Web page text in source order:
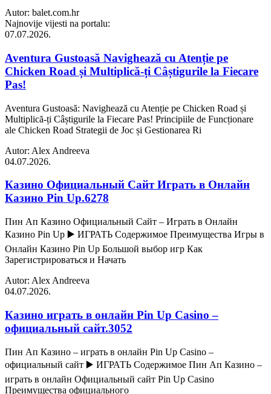
Autor: balet.com.hr
Najnovije vijesti na portalu:
07.07.2026.
Aventura Gustoasă Navighează cu Atenție pe
Chicken Road și Multiplică-ți Câștigurile la Fiecare
Pas!
Aventura Gustoasă: Navighează cu Atenție pe Chicken Road și
Multiplică-ți Câștigurile la Fiecare Pas! Principiile de Funcționare
ale Chicken Road Strategii de Joc și Gestionarea Ri
Autor: Alex Andreeva
04.07.2026.
Казино Официальный Сайт Играть в Онлайн
Казино Pin Up.6278
Пин Ап Казино Официальный Сайт – Играть в Онлайн
Казино Pin Up ▶️ ИГРАТЬ Содержимое Преимущества Игры в
Онлайн Казино Pin Up Большой выбор игр Как
Зарегистрироваться и Начать
Autor: Alex Andreeva
04.07.2026.
Казино играть в онлайн Pin Up Casino –
официальный сайт.3052
Пин Ап Казино – играть в онлайн Pin Up Casino –
официальный сайт ▶️ ИГРАТЬ Содержимое Пин Ап Казино –
играть в онлайн Официальный сайт Pin Up Casino
Преимущества официального